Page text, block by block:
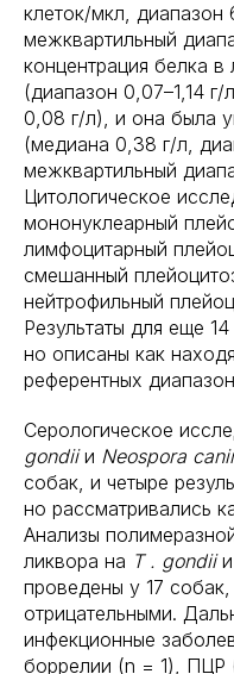
клеток/мкл, диапазон
межквартильный
концентрация белка в
(диапазон 0,07–1,14
0,08 г/л), и она была
(медиана 0,38 г/л,
межквартильный
Цитологическое
мононуклеарный
лимфоцитарный
смешанный
нейтрофильный
Результаты для еще
но описаны как
референтных
Серологическое
gondiiи Neospora
собак, и четыре
но рассматривались
Анализы
ликвора на T . gondiiи
проведены у 17
отрицательными.
инфекционные
боррелии (n = 1), ПЦР